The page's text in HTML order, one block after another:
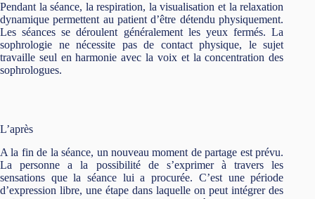
Pendant la séance, la respiration, la visualisation et la relaxation
dynamique permettent au patient d’être détendu physiquement.
Les séances se déroulent généralement les yeux fermés. La
sophrologie ne nécessite pas de contact physique, le sujet
travaille seul en harmonie avec la voix et la concentration des
sophrologues.
L’après
A la fin de la séance, un nouveau moment de partage est prévu.
La personne a la possibilité de s’exprimer à travers les
sensations que la séance lui a procurée. C’est une période
d’expression libre, une étape dans laquelle on peut intégrer des